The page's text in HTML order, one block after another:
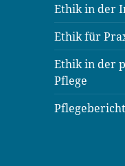
Ethik in der
Ethik für
Ethik in der
Pflege